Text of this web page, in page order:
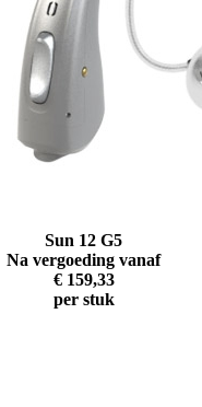
Sun 12 G5
Na vergoeding vanaf
€ 159,33
per stuk